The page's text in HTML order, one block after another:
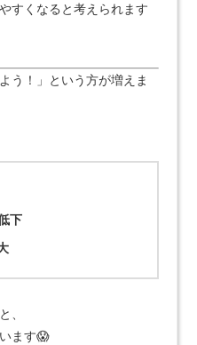
すくなると考えられます
う！」という方が増えま
下
、
ます😱